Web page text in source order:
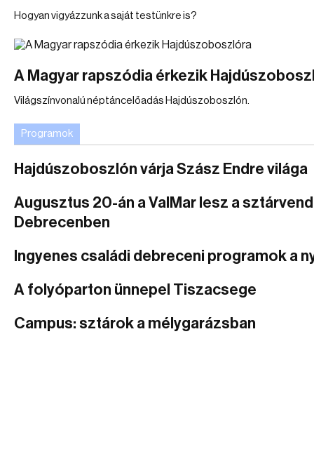
Hogyan vigyázzunk a saját testünkre is?
A Magyar rapszódia érkezik
Világszínvonalú néptáncelőadás Hajdúszoboszlón.
Programok
Hajdúszoboszlón várja Szász Endre világa
Augusztus 20-án a ValMar lesz a
Debrecenben
Ingyenes családi debreceni programok a
A folyóparton ünnepel Tiszacsege
Campus: sztárok a mélygarázsban